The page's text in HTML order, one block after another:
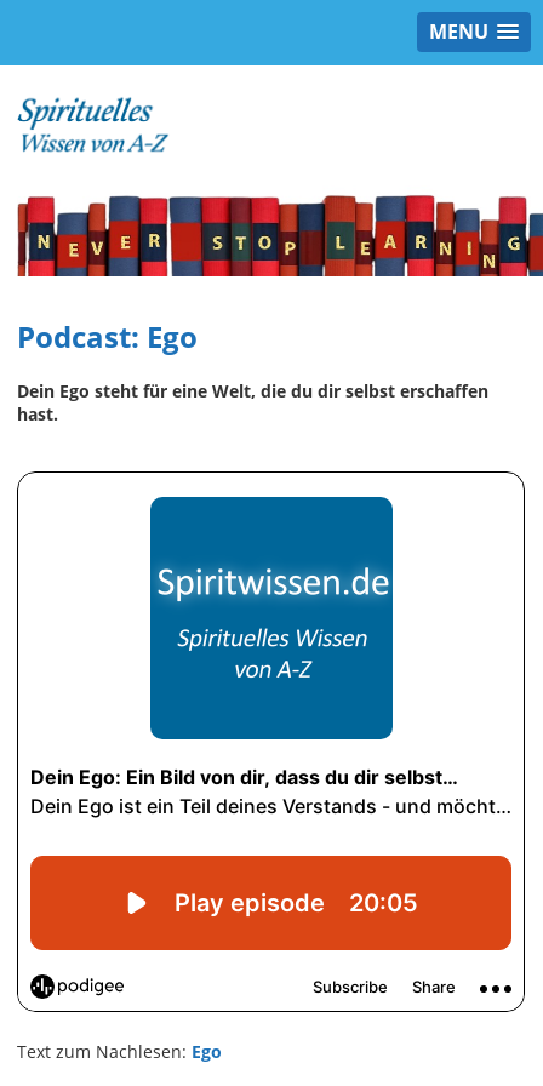
MENU
Podcast: Ego
Dein Ego steht für eine Welt, die du dir selbst erschaffen
hast.
Text zum Nachlesen: Ego